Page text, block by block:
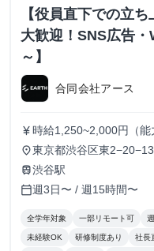
【役員直下での立
大歓迎！SNS広告
～】
合同会社アース
currency_yen 時給1,250~2,000円（能
place東京都渋谷区東
train渋谷駅
calendar_today週3日〜 / 週15時間〜
全学年対象 一部リモート可
未経験OK 研修制度あり 社長